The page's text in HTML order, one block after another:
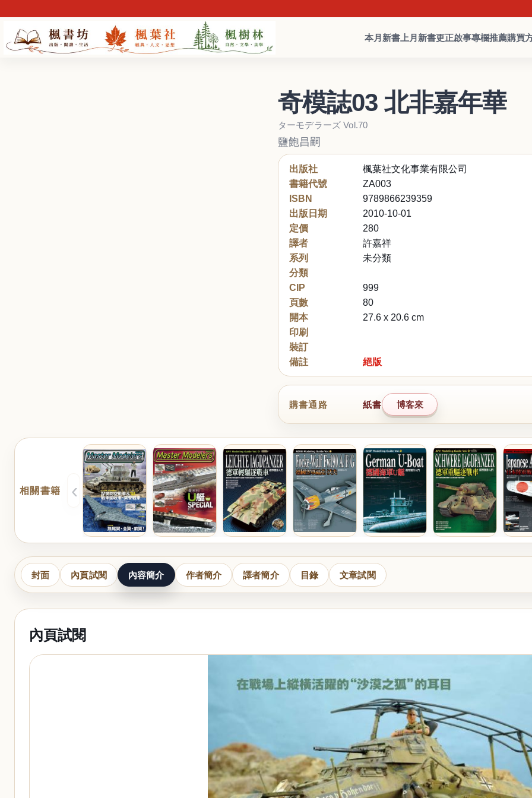
本月新書 上月新書更正啟事專欄推薦購買
奇模誌03 北非嘉年華
ターモデラーズ Vol.70
鹽飽昌嗣
出版社
楓葉社文化事業有限公司
書籍代號
ZA003
ISBN
9789866239359
出版日期
2010-10-01
定價
280
譯者
許嘉祥
系列
未分類
分類
CIP
999
頁數
80
開本
27.6 x 20.6 cm
印刷
裝訂
備註
絕版
購書通路 紙書 博客來
相關書籍 ‹
封面 內頁試閱 內容簡介 作者簡介 譯者簡介 目錄 文章試閱
內頁試閱